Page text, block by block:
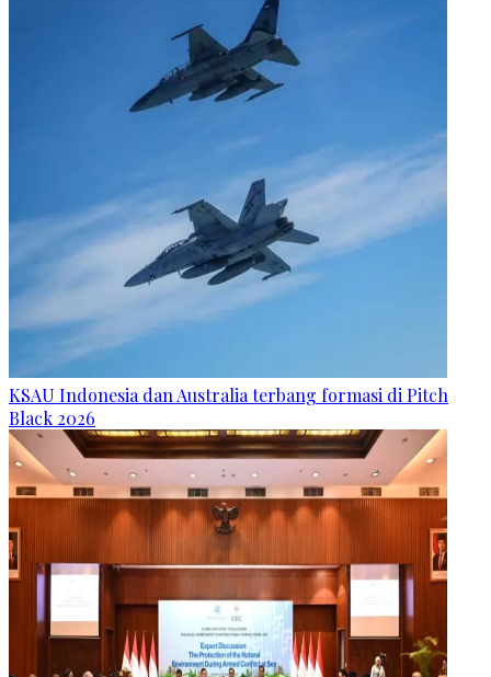
KSAU Indonesia dan Australia terbang formasi di Pitch
Black 2026